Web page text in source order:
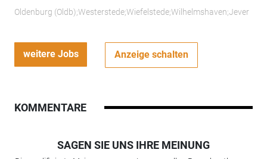
Oldenburg (Oldb);Westerstede;Wiefelstede;Wilhelmshaven;Jever
weitere Jobs Anzeige schalten
KOMMENTARE
SAGEN SIE UNS IHRE MEINUNG